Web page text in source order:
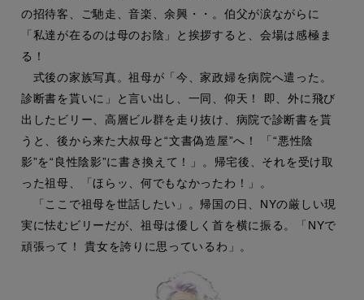
の招待客、ご馳走、音楽、余興・・。伯父が涙ながらに
「私達が在るのは母のお陰」と挨拶すると、会場は感極ま
る！
式後の家族写真。祖母が「今、家政婦を病院へ遣った。
診断書を貰いに」と言い出し、一同、仰天！ 即、外に飛び
出したビリー、高層ビル群を走り抜け、病院で診断書を貰
うと、後から来た大叔母と“文書偽造屋”へ！ 「“悪性陰
影”を“良性陰影”に書き換えて！」。帰宅後、それを受け取
った祖母、「ほらッ、何でもなかったわ！」。
「ここで祖母を世話したい」。帰国の日、NYの厳しい現
実に怯むビリーだが、祖母は優しく首を横に振る。「NYで
頑張って！ 貴女を誇りに思っているわ」。